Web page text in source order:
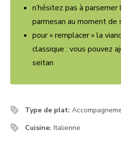
n’hésitez pas à
parmesan au moment de
pour « remplacer » la
classique : vous pouvez
seitan
Type de plat:
Cuisine:Italienne